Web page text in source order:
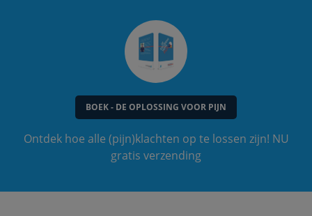
BOEK - DE OPLOSSING VOOR PIJN
Ontdek hoe alle (pijn)klachten op te lossen zijn! NU
gratis verzending